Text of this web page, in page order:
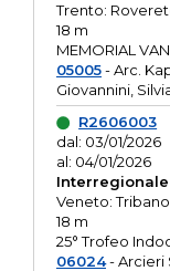
Trento:
18 m
MEMORIAL
05005- Arc.
Giovannini,
R2606003
dal: 03/01/2026
al: 04/01/2026
Interregionale
Veneto:
18 m
25° Trofeo
06024- Arcieri